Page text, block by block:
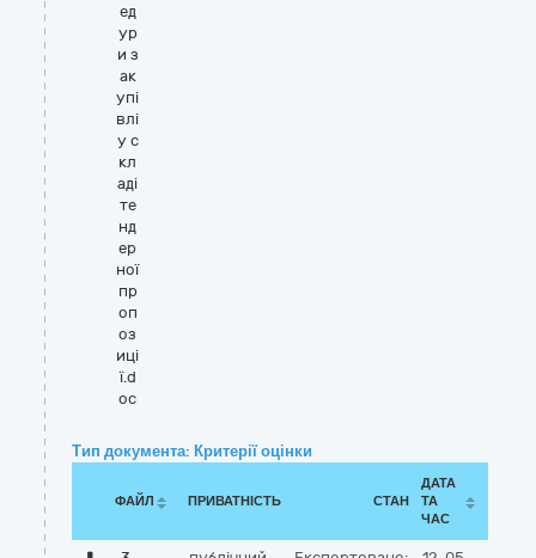
ед
ур
и з
ак
упі
влі
у с
кл
аді
те
нд
ер
ної
пр
оп
оз
иці
ї.d
oc
Тип документа: Критерії оцінки
ФАЙЛ ПРИВАТНІСТЬ СТАН
ДАТА
ТА
ЧАС